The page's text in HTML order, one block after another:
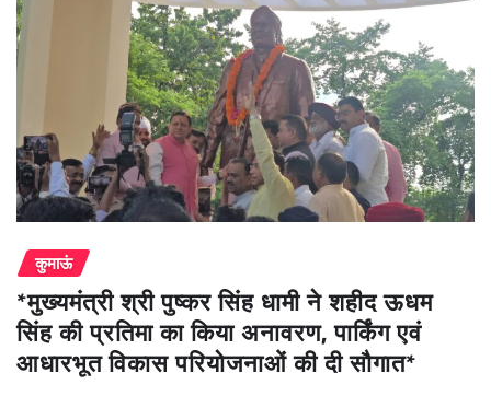
कुमाऊं
*मुख्यमंत्री श्री पुष्कर सिंह धामी ने शहीद ऊधम
सिंह की प्रतिमा का किया अनावरण, पार्किंग एवं
आधारभूत विकास परियोजनाओं की दी सौगात*